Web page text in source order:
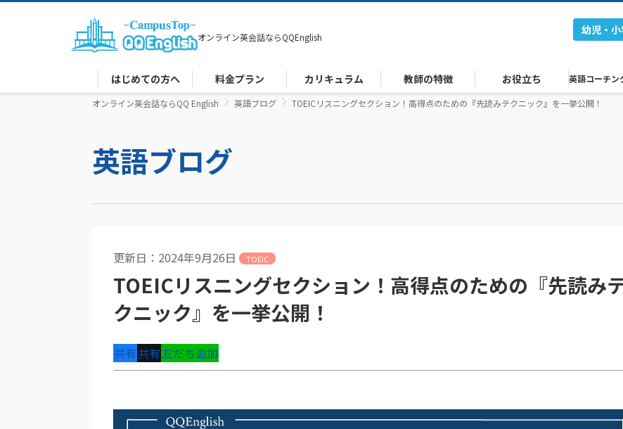
オンライン英会話ならQQEnglish
幼児・
はじめての方へ 料金プラン カリキュラム 教師の特徴 お役立ち 英語コーチン
オンライン英会話ならQQ English 英語ブログ TOEICリスニングセクション！高得点のための『先読みテクニック』を一挙公開！
英語ブログ
更新日：2024年9月26日 TOEIC
TOEICリスニングセクション！高得点のための『先読み
クニック』を一挙公開！
共有共有友だち追加